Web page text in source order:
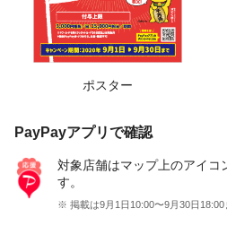
ポスター
PayPayアプリで確認
対象店舗はマップ上のアイコ
す。
※ 掲載は9月1日10:00〜9月30日18:00